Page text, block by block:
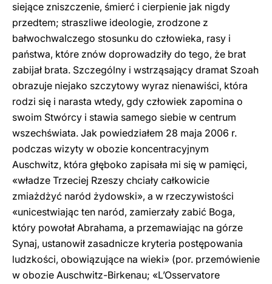
siejące zniszczenie, śmierć i cierpienie jak nigdy
przedtem; straszliwe ideologie, zrodzone z
bałwochwalczego stosunku do człowieka, rasy i
państwa, które znów doprowadziły do tego, że brat
zabijał brata. Szczególny i wstrząsający dramat Szoah
obrazuje niejako szczytowy wyraz nienawiści, która
rodzi się i narasta wtedy, gdy człowiek zapomina o
swoim Stwórcy i stawia samego siebie w centrum
wszechświata. Jak powiedziałem 28 maja 2006 r.
podczas wizyty w obozie koncentracyjnym
Auschwitz, która głęboko zapisała mi się w pamięci,
«władze Trzeciej Rzeszy chciały całkowicie
zmiażdżyć naród żydowski», a w rzeczywistości
«unicestwiając ten naród, zamierzały zabić Boga,
który powołał Abrahama, a przemawiając na górze
Synaj, ustanowił zasadnicze kryteria postępowania
ludzkości, obowiązujące na wieki» (por. przemówienie
w obozie Auschwitz-Birkenau; «L’Osservatore